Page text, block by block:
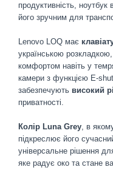
продуктивність,
його зручним для
Lenovo LOQ має
українською
комфортом навіть у
камери з функцією E-
забезпечують високий
приватності.
Колір Luna Grey, в
підкреслює його
універсальне рішення
яке радує око та стане